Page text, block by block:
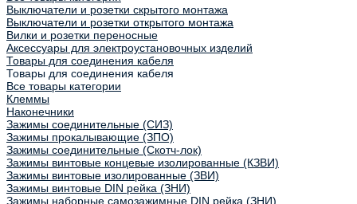
Выключатели и розетки скрытого монтажа
Выключатели и розетки открытого монтажа
Вилки и розетки переносные
Аксессуары для электроустановочных изделий
Товары для соединения кабеля
Товары для соединения кабеля
Все товары категории
Клеммы
Наконечники
Зажимы соединительные (СИЗ)
Зажимы прокалывающие (ЗПО)
Зажимы соединительные (Скотч-лок)
Зажимы винтовые концевые изолированные (КЗВИ)
Зажимы винтовые изолированные (ЗВИ)
Зажимы винтовые DIN рейка (ЗНИ)
Зажимы наборные самозажимные DIN рейка (ЗНИ)